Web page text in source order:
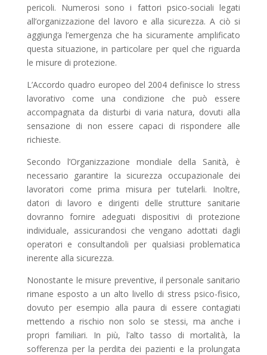
pericoli. Numerosi sono i fattori psico-sociali legati
all’organizzazione del lavoro e alla sicurezza. A ciò si
aggiunga l’emergenza che ha sicuramente amplificato
questa situazione, in particolare per quel che riguarda
le misure di protezione.
L’Accordo quadro europeo del 2004 definisce lo stress
lavorativo come una condizione che può essere
accompagnata da disturbi di varia natura, dovuti alla
sensazione di non essere capaci di rispondere alle
richieste.
Secondo l’Organizzazione mondiale della Sanità, è
necessario garantire la sicurezza occupazionale dei
lavoratori come prima misura per tutelarli. Inoltre,
datori di lavoro e dirigenti delle strutture sanitarie
dovranno fornire adeguati dispositivi di protezione
individuale, assicurandosi che vengano adottati dagli
operatori e consultandoli per qualsiasi problematica
inerente alla sicurezza.
Nonostante le misure preventive, il personale sanitario
rimane esposto a un alto livello di stress psico-fisico,
dovuto per esempio alla paura di essere contagiati
mettendo a rischio non solo se stessi, ma anche i
propri familiari. In più, l’alto tasso di mortalità, la
sofferenza per la perdita dei pazienti e la prolungata